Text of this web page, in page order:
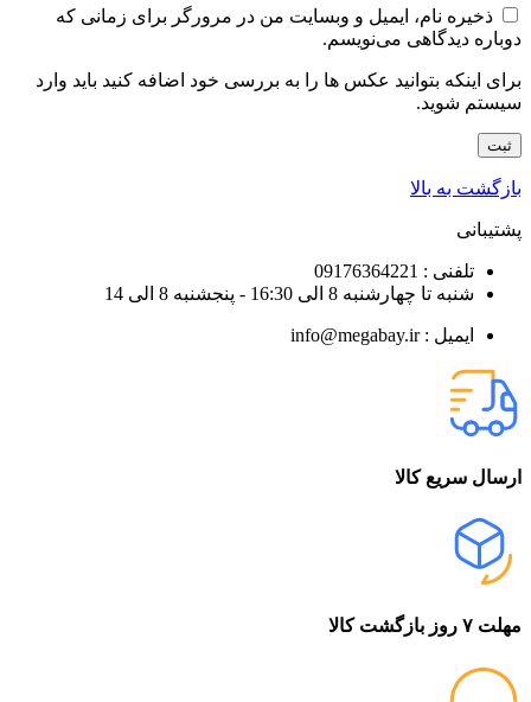
ذخیره نام، ایمیل و وبسایت من در مرورگر برای زمانی که
دوباره دیدگاهی می‌نویسم.
برای اینکه بتوانید عکس ها را به بررسی خود اضافه کنید باید وارد
سیستم شوید.
بازگشت به بالا
پشتیبانی
تلفنی : 09176364221
شنبه تا چهارشنبه 8 الی 16:30 - پنجشنبه 8 الی 14
ایمیل : info@megabay.ir
ارسال سریع کالا
مهلت ۷ روز بازگشت کالا